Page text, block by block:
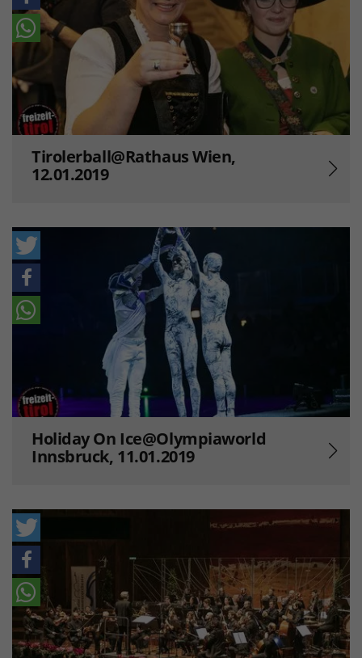
Tirolerball@Rathaus Wien,
12.01.2019
Holiday On Ice@Olympiaworld
Innsbruck, 11.01.2019